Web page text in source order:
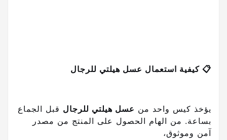
📋 كيفية استعمال عسل هيلتي للرجال
يؤخذ كيس واحد من عسل هيلتي للرجال قبل الجماع
بساعة. من الهام الحصول على المنتج من مصدر
آمن وموثوق،